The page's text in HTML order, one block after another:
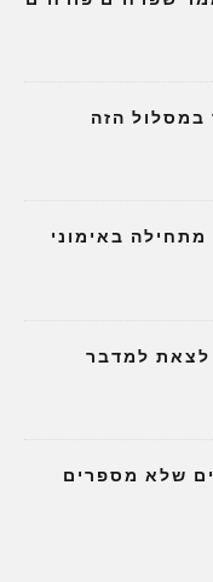
במסלול הזה
מתחילה באימוני
לצאת למדבר
ביאכטה? 5 דברים שלא מספרים